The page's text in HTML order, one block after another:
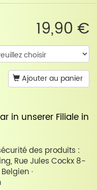
19,90 €
Ajouter au panier
in unserer Filiale in
des produits :
Rue Jules Cockx 8-
·